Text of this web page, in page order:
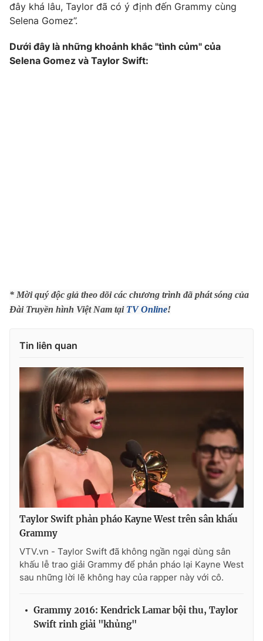
Sản phẩm
Tư vấn
VTV4 Vươn mình bằng AI
Liên hệ tòa soạn English
THỜI BÁO VTV
Theo dõi báo trên
Cơ quan chủ quản:Đài Truyền hình Việt Nam
Cơ quan báo chí:
Giấy phép hoạt động báo in và báo điện tử số 483/GP-BTTTT
cấp ngày 29/12/2023
Tổng Biên tập:
Vũ Thanh Thủy
Nguyễn Trọng Ninh
Tổng đài VTV:024.38 355 931 - 024.38 355 932
đây khá lâu, Taylor đã có ý định đến Grammy cùng
Selena Gomez”.
Dưới đây là những khoảnh khắc "tình củm" của
Selena Gomez và Taylor Swift:
* Mời quý độc giả theo dõi các chương trình đã phát sóng của
Đài Truyền hình Việt Nam tại TV Online!
Tin liên quan
Taylor Swift phản pháo Kayne West trên sân khấu
Grammy
VTV.vn - Taylor Swift đã không ngần ngại dùng sân
khấu lễ trao giải Grammy để phản pháo lại Kayne West
sau những lời lẽ không hay của rapper này với cô.
Grammy 2016: Kendrick Lamar bội thu, Taylor
Swift rinh giải "khủng"